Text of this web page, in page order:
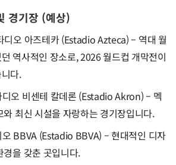
경기장 (예상)
디오 아즈테카 (Estadio Azteca) – 역대 월
역사적인 장소로, 2026 월드컵 개막전이
다.
디오 비센테 칼데론 (Estadio Akron) – 멕
와 최신 시설을 자랑하는 경기장입니다.
BBVA (Estadio BBVA) – 현대적인 디자
을 갖춘 곳입니다.